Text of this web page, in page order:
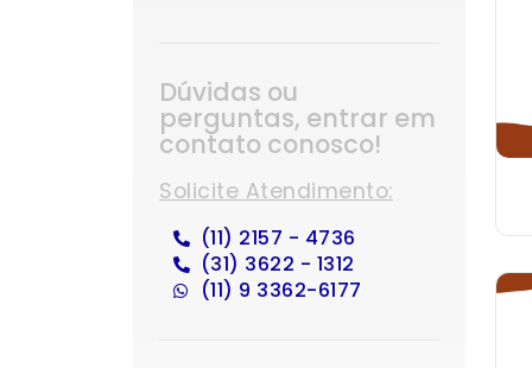
Dúvidas ou
perguntas, entrar em
contato conosco!
Solicite Atendimento:
(11) 2157 - 4736
(31) 3622 - 1312
(11) 9 3362-6177